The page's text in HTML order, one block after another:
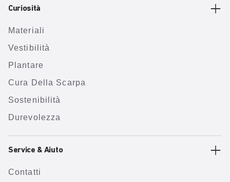
Curiosità
Materiali
Vestibilità
Plantare
Cura Della Scarpa
Sostenibilità
Durevolezza
Service & Aiuto
Contatti